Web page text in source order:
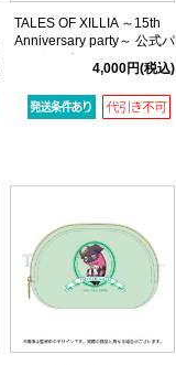
TALES OF XILLIA ～15th
Anniversary party～ 公式パ
ンフレット
4,000円(税込)